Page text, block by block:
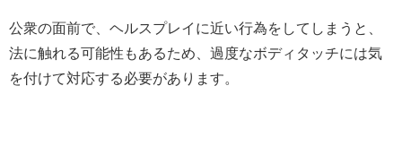
公衆の面前で、ヘルスプレイに近い行為をしてしまうと、
法に触れる可能性もあるため、過度なボディタッチには気
を付けて対応する必要があります。